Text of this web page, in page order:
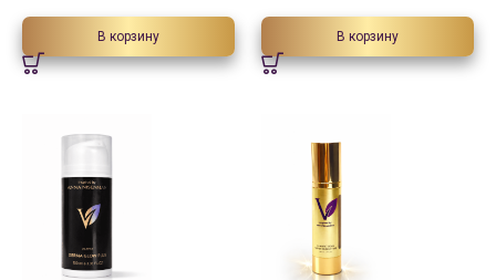
В корзину В корзину